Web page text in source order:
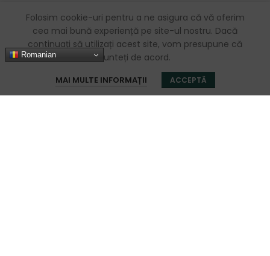
Folosim cookie-uri pentru a ne asigura că vă oferim
cea mai bună experiență pe site-ul nostru. Dacă
continuați să utilizați acest site, vom presupune că
sunteți de acord.
MAI MULTE INFORMAȚII ACCEPTĂ
Romanian
Coș Contul meu